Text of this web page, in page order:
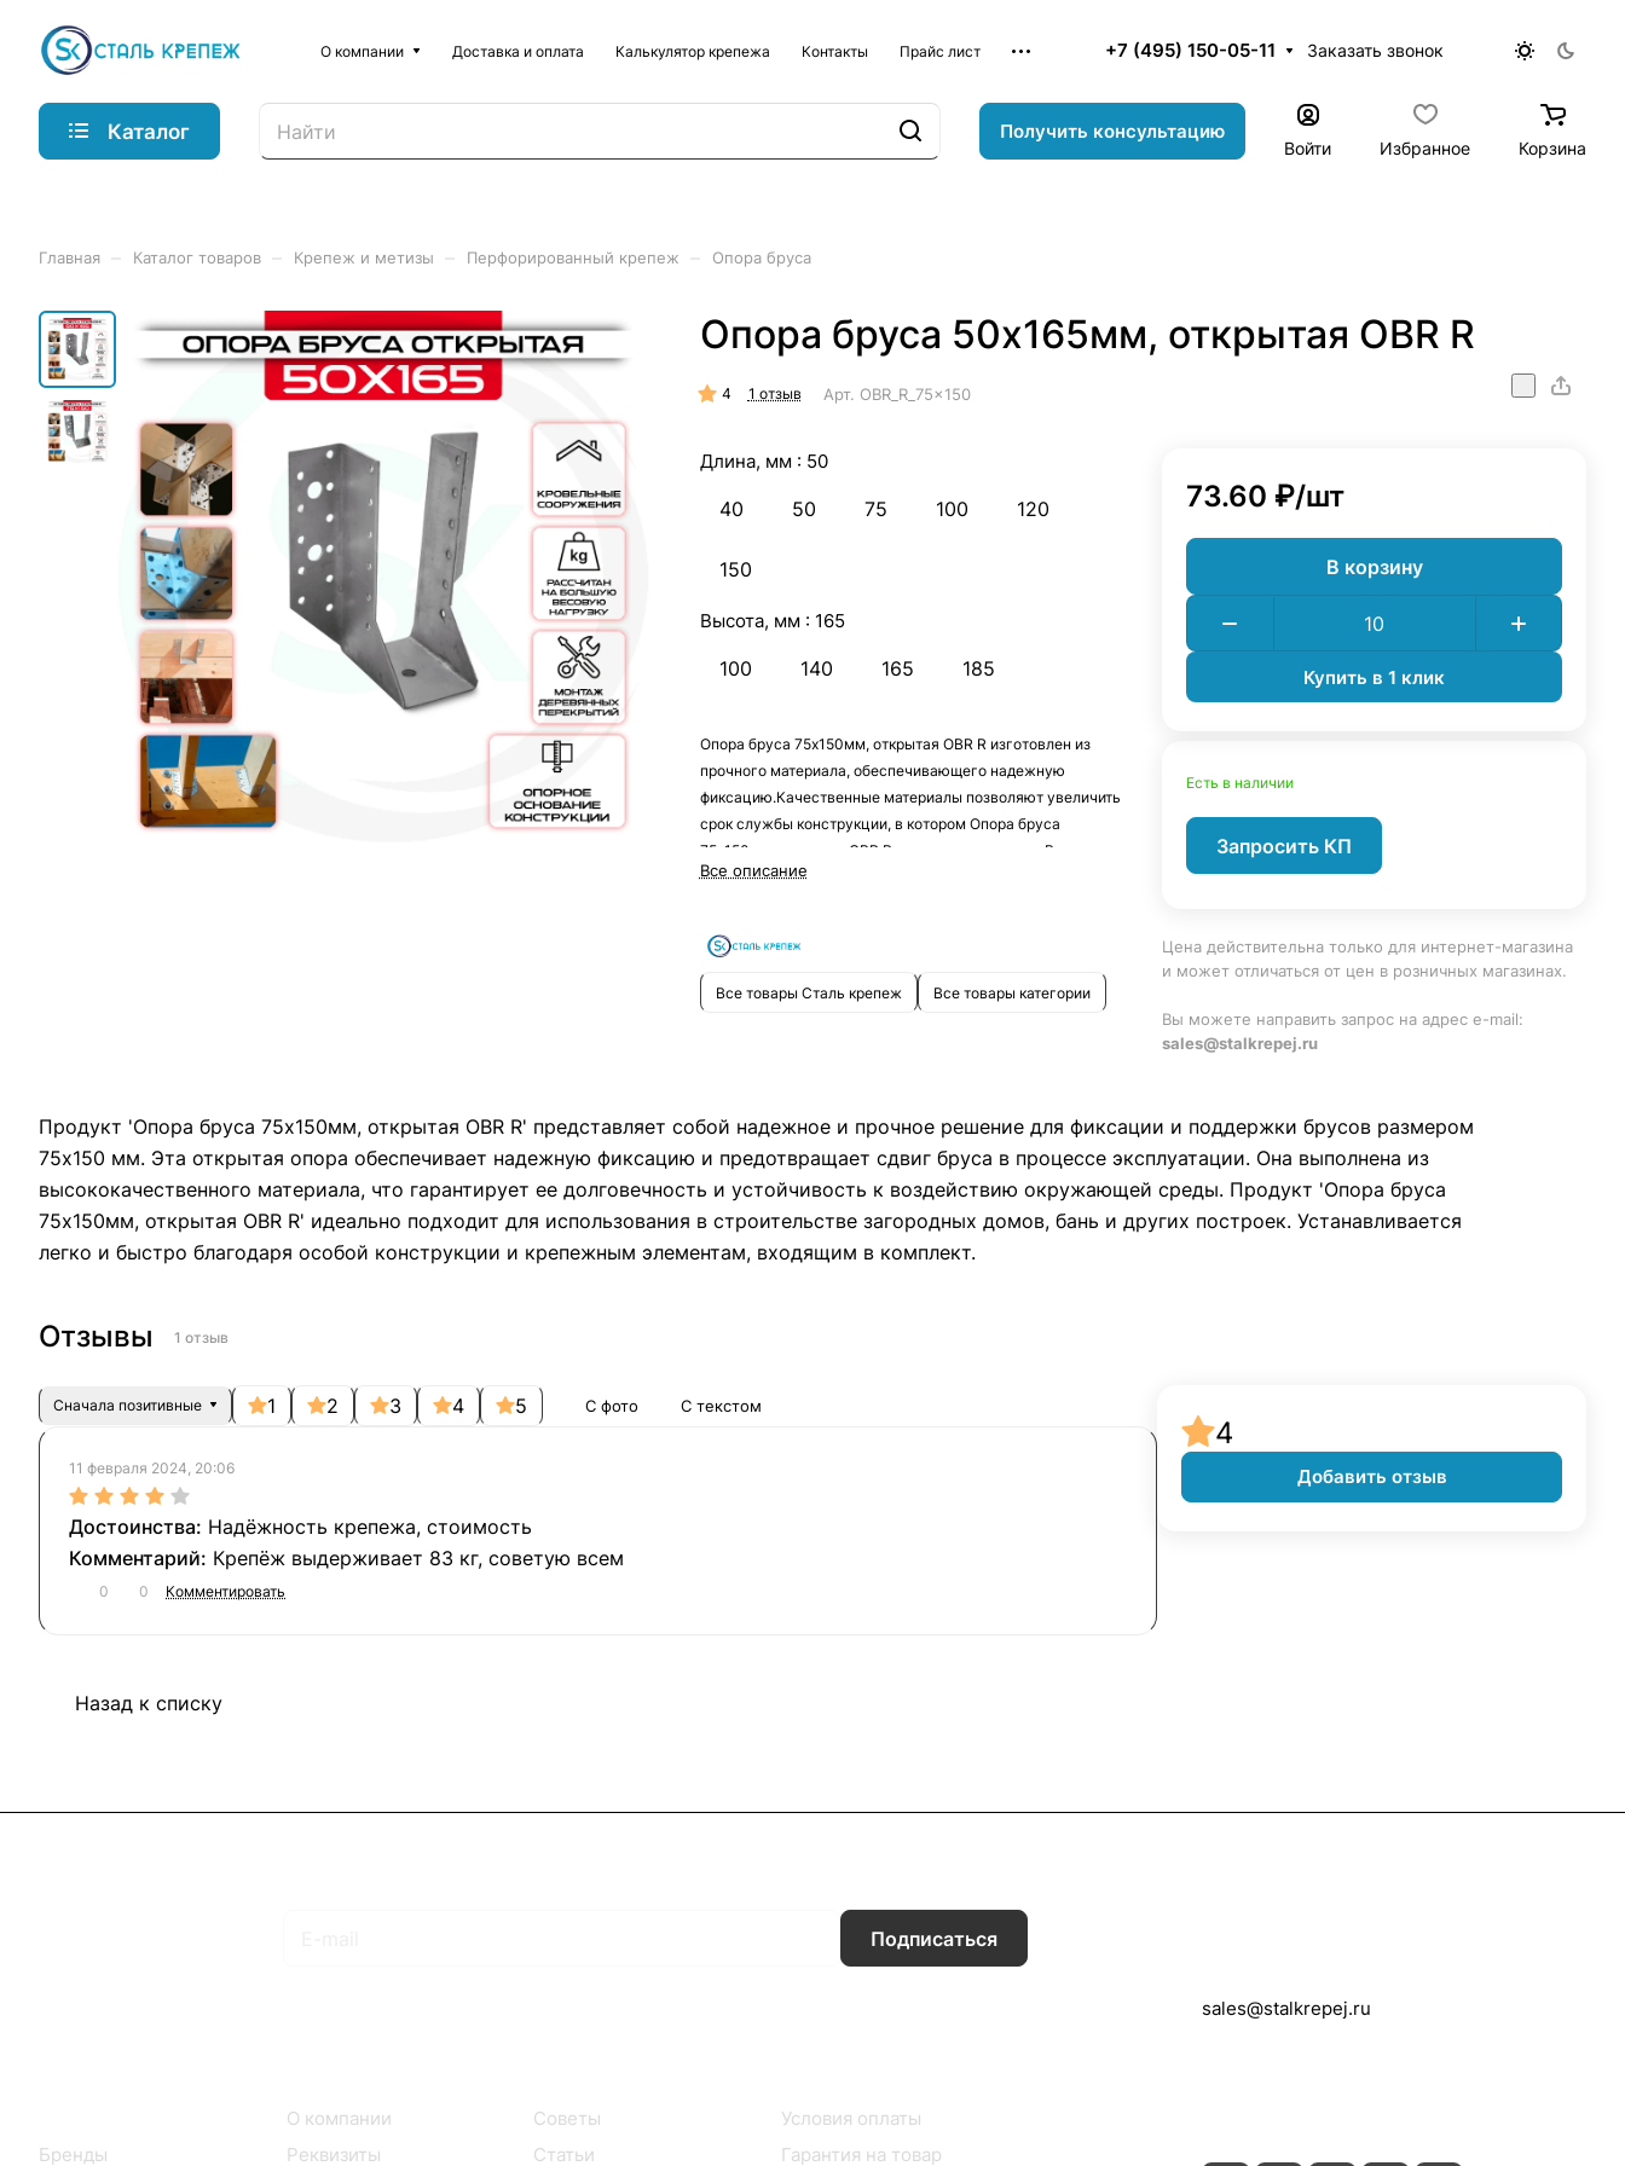
О компании Доставка и оплата Калькулятор крепежа Контакты Прайс лист +7 (495) 150-05-11 Заказать звонок
Каталог Получить консультацию
Войти Избранное Корзина
Главная Каталог товаров Крепеж и метизы Перфорированный крепеж Опора бруса
Опора бруса 50х165мм, открытая OBR R
4 1 отзыв Арт. OBR_R_75x150
Длина, мм : 50
40 50 75 100 120
150
Высота, мм : 165
100 140 165 185
Опора бруса 75х150мм, открытая OBR R изготовлен из
прочного материала, обеспечивающего надежную
фиксацию.Качественные материалы позволяют увеличить
срок службы конструкции, в котором Опора бруса
75х150мм, открытая OBR R служит креплением. Вторым
его преимуществом является небольшой размер –
позволит сделать любой дизайн как в помещении, так и на
улице.
Все описание
Все товары Сталь крепеж Все товары категории
73.60 ₽/шт
В корзину
Купить в 1 клик
Есть в наличии
Запросить КП
Цена действительна только для интернет-магазина
и может отличаться от цен в розничных магазинах.
Вы можете направить запрос на адрес e-mail:
sales@stalkrepej.ru
Продукт 'Опора бруса 75х150мм, открытая OBR R' представляет собой надежное и прочное решение для фиксации и поддержки брусов размером
75х150 мм. Эта открытая опора обеспечивает надежную фиксацию и предотвращает сдвиг бруса в процессе эксплуатации. Она выполнена из
высококачественного материала, что гарантирует ее долговечность и устойчивость к воздействию окружающей среды. Продукт 'Опора бруса
75х150мм, открытая OBR R' идеально подходит для использования в строительстве загородных домов, бань и других построек. Устанавливается
легко и быстро благодаря особой конструкции и крепежным элементам, входящим в комплект.
Отзывы 1 отзыв
Сначала позитивные 1 2 3 4 5 С фото С текстом
11 февраля 2024, 20:06
Надёжность крепежа, стоимость
Крепёж выдерживает 83 кг, советую всем
0 0 Комментировать
4
Добавить отзыв
Назад к списку
Подписаться
Бренды
О компании
Реквизиты
Советы
Статьи
Условия оплаты
Гарантия на товар
sales@stalkrepej.ru